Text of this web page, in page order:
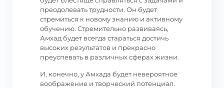
преодолевать трудности. Он будет
стремиться к новому знанию и активному
обучению. Стремительно развиваясь,
Амхад будет всегда стараться достичь
высоких результатов и прекрасно
преуспевать в различных сферах жизни.
И, конечно, у Амхада будет невероятное
воображение и творческий потенциал.